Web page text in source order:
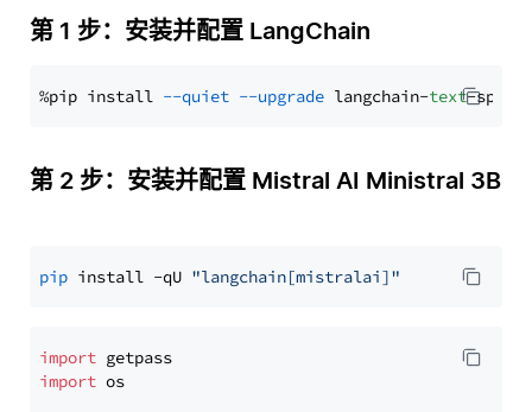
第 1 步：安装并配置 LangChain
%pip install --quiet --upgrade langchain-text
第 2 步：安装并配置 Mistral AI Ministral 3B
pip install -qU "langchain[mistralai]"
import
import os